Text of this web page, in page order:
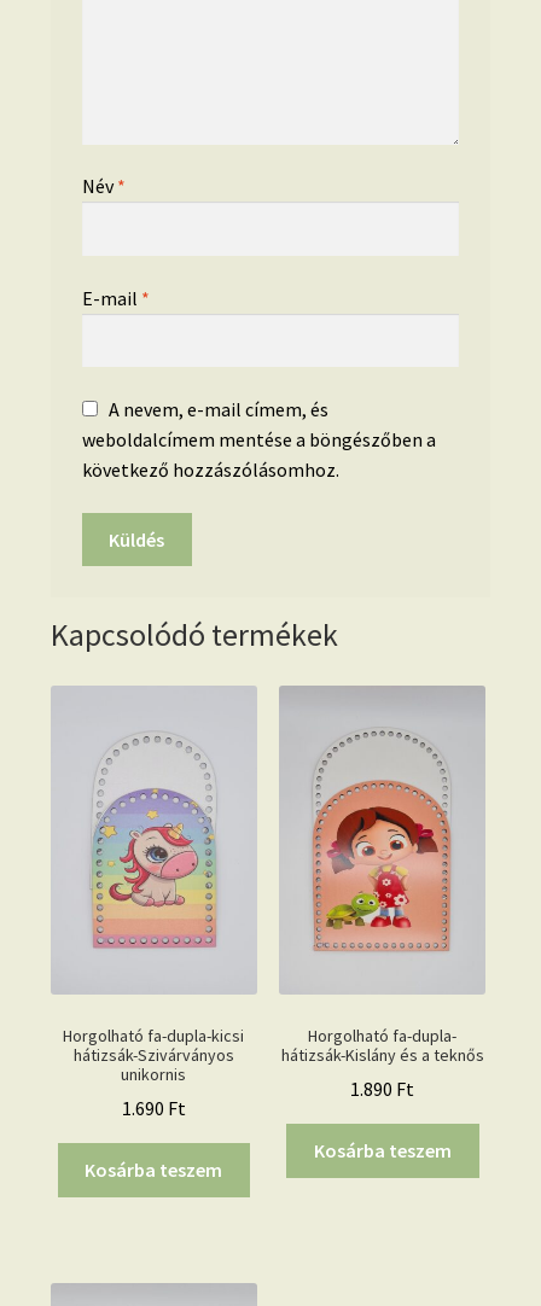
Név*
E-mail *
A nevem, e-mail címem, és
weboldalcímem mentése a böngészőben a
következő hozzászólásomhoz.
Kapcsolódó termékek
Horgolható fa-dupla-kicsi
hátizsák-Szivárványos
unikornis
1.690 Ft
Kosárba teszem
Horgolható fa-dupla-
hátizsák-Kislány és a teknős
1.890 Ft
Kosárba teszem